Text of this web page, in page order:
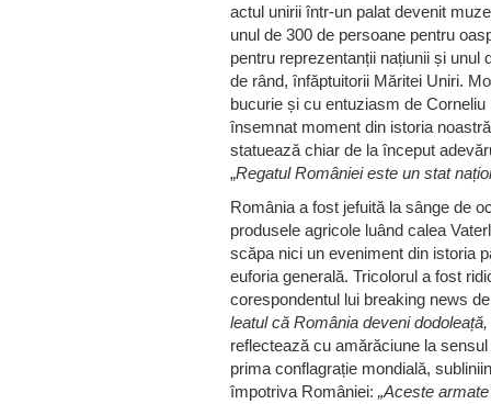
actul unirii într-un palat devenit
unul de 300 de persoane pentru
pentru reprezentanții națiunii și unul
de rând, înfăptuitorii Măritei Uniri.
bucurie și cu entuziasm de
însemnat moment din istoria
statuează chiar de la început
„Regatul României este un stat
România a fost jefuită la sânge de
produsele agricole luând calea
scăpa nici un eveniment din istoria
euforia generală. Tricolorul a fost
corespondentul lui breaking news
leatul că România deveni
reflectează cu amărăciune la
prima conflagrație mondială,
împotriva României: „Aceste